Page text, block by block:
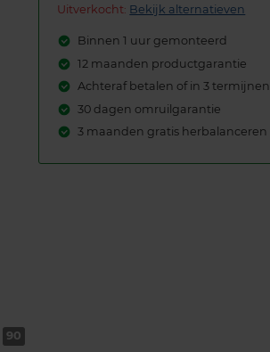
Uitverkocht: Bekijk alternatieven
Binnen 1 uur gemonteerd
12 maanden productgarantie
Achteraf betalen of in 3 termijnen
30 dagen omruilgarantie
3 maanden gratis herbalanceren
90